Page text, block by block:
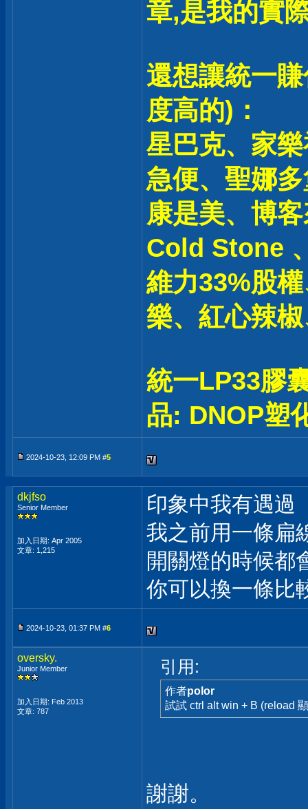
章,是我的實
還想讓統一
度高的)：
星巴克、家
急便、聖娜
康是美、博
Cold Stone
維力33%股
樂、紅心辣
統一LP33膠
品: DNOP塑
2024-10-23, 12:09 PM #5
dkjfso
Senior Member
加入日期: Apr 2005
文章: 1,215
印象中我有遇過
我之前用一條扁
開關燈的時候都
你可以換一條比
2024-10-23, 01:37 PM #6
oversky.
Junior Member
加入日期: Feb 2013
文章: 787
引用:
作者polor
試試 ctrl alt win + B (reload
謝謝。